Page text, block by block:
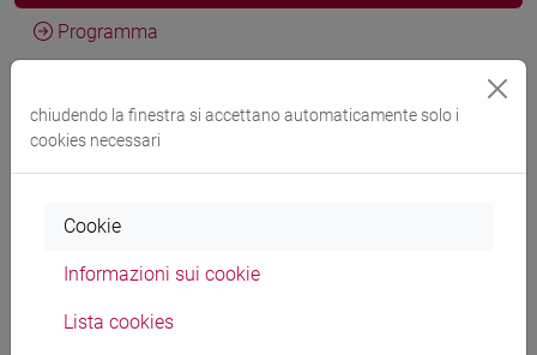
Programma
Docenti
Materiali didattici
chiudendo la finestra si accettano automaticamente solo i
cookies necessari
Cookie
Informazioni sui cookie
Lista cookies